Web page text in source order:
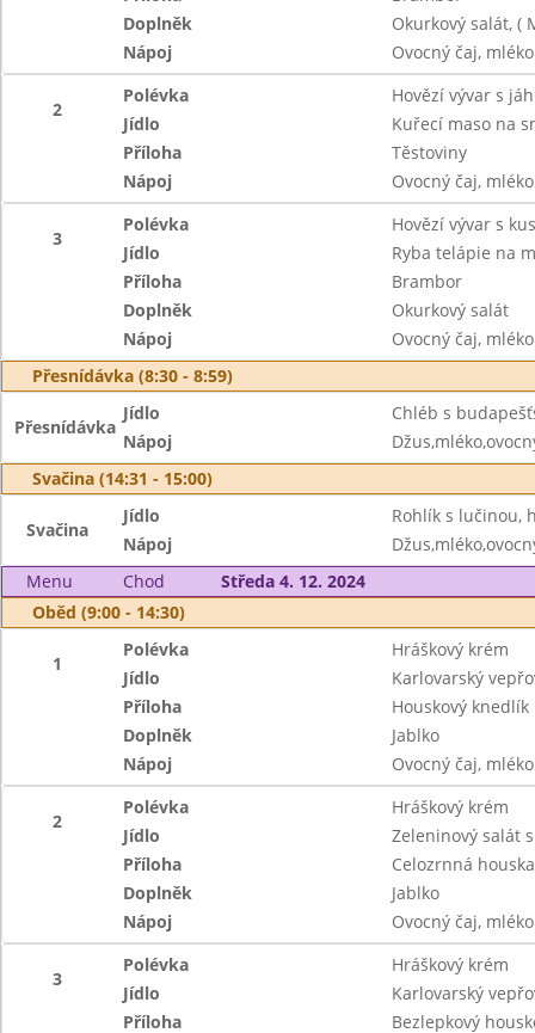
Doplněk
Okurkový salát, (
Nápoj
Ovocný čaj, mléko
2
Polévka
Hovězí vývar s
Jídlo
Kuřecí maso na
Příloha
Těstoviny
Nápoj
Ovocný čaj, mléko
3
Polévka
Hovězí vývar s
Jídlo
Ryba telápie na
Příloha
Brambor
Doplněk
Okurkový salát
Nápoj
Ovocný čaj, mléko
Přesnídávka (8:30 - 8:59)
Přesnídávka
Jídlo
Chléb s
Nápoj
Svačina (14:31 - 15:00)
Svačina
Jídlo
Rohlík s lučinou,
Nápoj
Menu
Chod
Středa 4. 12. 2024
Oběd (9:00 - 14:30)
1
Polévka
Hráškový krém
Jídlo
Karlovarský
Příloha
Houskový knedlík
Doplněk
Jablko
Nápoj
Ovocný čaj, mléko
2
Polévka
Hráškový krém
Jídlo
Zeleninový salát
Příloha
Celozrnná houska
Doplněk
Jablko
Nápoj
Ovocný čaj, mléko
3
Polévka
Hráškový krém
Jídlo
Karlovarský
Příloha
Bezlepkový